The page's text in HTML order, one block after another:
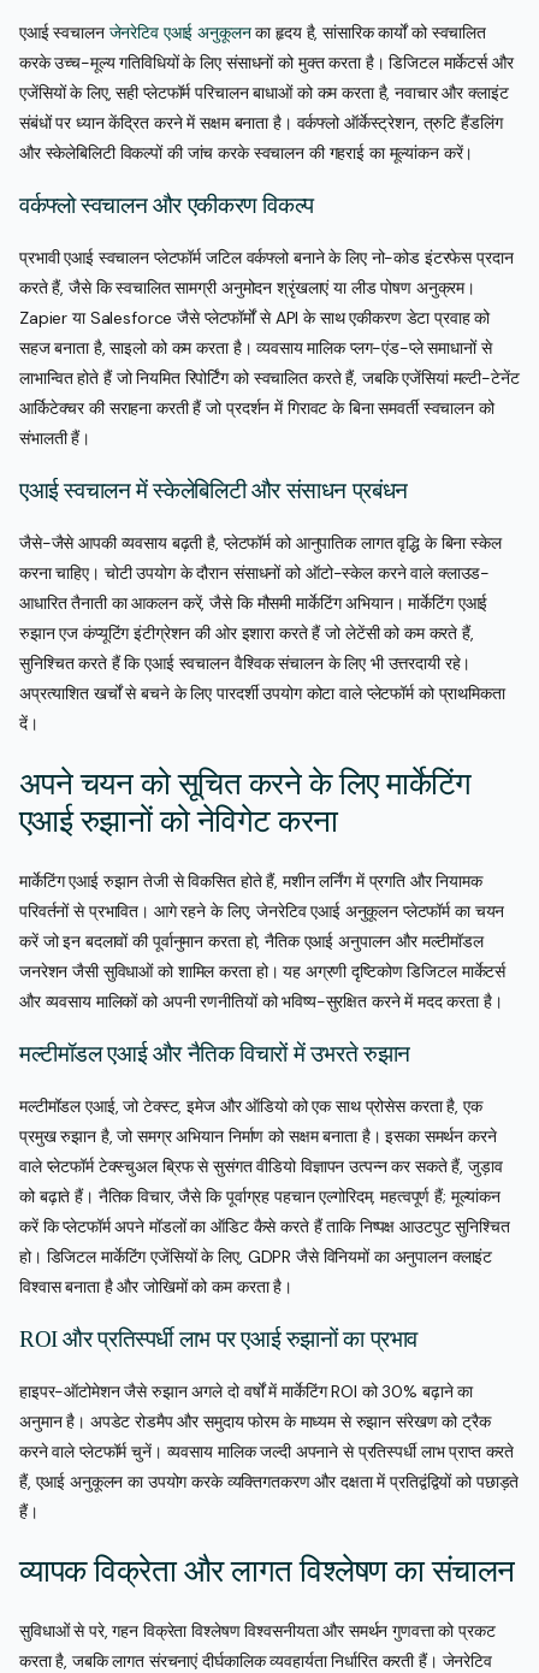
एआई स्वचालन जेनरेटिव एआई अनुकूलनका हृदय है, सांसारिक कार्यों को स्वचालित
करके उच्च-मूल्य गतिविधियों के लिए संसाधनों को मुक्त करता है। डिजिटल मार्केटर्स और
एजेंसियों के लिए, सही प्लेटफॉर्म परिचालन बाधाओं को कम करता है, नवाचार और क्लाइंट
संबंधों पर ध्यान केंद्रित करने में सक्षम बनाता है। वर्कफ्लो ऑर्केस्ट्रेशन, त्रुटि हैंडलिंग
और स्केलेबिलिटी विकल्पों की जांच करके स्वचालन की गहराई का मूल्यांकन करें।
वर्कफ्लो स्वचालन और एकीकरण विकल्प
प्रभावी एआई स्वचालन प्लेटफॉर्म जटिल वर्कफ्लो बनाने के लिए नो-कोड इंटरफेस प्रदान
करते हैं, जैसे कि स्वचालित सामग्री अनुमोदन श्रृंखलाएं या लीड पोषण अनुक्रम।
Zapier या Salesforce जैसे प्लेटफॉर्मों से API के साथ एकीकरण डेटा प्रवाह को
सहज बनाता है, साइलो को कम करता है। व्यवसाय मालिक प्लग-एंड-प्ले समाधानों से
लाभान्वित होते हैं जो नियमित रिपोर्टिंग को स्वचालित करते हैं, जबकि एजेंसियां मल्टी-टेनेंट
आर्किटेक्चर की सराहना करती हैं जो प्रदर्शन में गिरावट के बिना समवर्ती स्वचालन को
संभालती हैं।
एआई स्वचालन में स्केलेबिलिटी और संसाधन प्रबंधन
जैसे-जैसे आपकी व्यवसाय बढ़ती है, प्लेटफॉर्म को आनुपातिक लागत वृद्धि के बिना स्केल
करना चाहिए। चोटी उपयोग के दौरान संसाधनों को ऑटो-स्केल करने वाले क्लाउड-
आधारित तैनाती का आकलन करें, जैसे कि मौसमी मार्केटिंग अभियान। मार्केटिंग एआई
रुझान एज कंप्यूटिंग इंटीग्रेशन की ओर इशारा करते हैं जो लेटेंसी को कम करते हैं,
सुनिश्चित करते हैं कि एआई स्वचालन वैश्विक संचालन के लिए भी उत्तरदायी रहे।
अप्रत्याशित खर्चों से बचने के लिए पारदर्शी उपयोग कोटा वाले प्लेटफॉर्म को प्राथमिकता
दें।
अपने चयन को सूचित करने के लिए मार्केटिंग
एआई रुझानों को नेविगेट करना
मार्केटिंग एआई रुझान तेजी से विकसित होते हैं, मशीन लर्निंग में प्रगति और नियामक
परिवर्तनों से प्रभावित। आगे रहने के लिए, जेनरेटिव एआई अनुकूलन प्लेटफॉर्म का चयन
करें जो इन बदलावों की पूर्वानुमान करता हो, नैतिक एआई अनुपालन और मल्टीमॉडल
जनरेशन जैसी सुविधाओं को शामिल करता हो। यह अग्रणी दृष्टिकोण डिजिटल मार्केटर्स
और व्यवसाय मालिकों को अपनी रणनीतियों को भविष्य-सुरक्षित करने में मदद करता है।
मल्टीमॉडल एआई और नैतिक विचारों में उभरते रुझान
मल्टीमॉडल एआई, जो टेक्स्ट, इमेज और ऑडियो को एक साथ प्रोसेस करता है, एक
प्रमुख रुझान है, जो समग्र अभियान निर्माण को सक्षम बनाता है। इसका समर्थन करने
वाले प्लेटफॉर्म टेक्स्चुअल ब्रिफ से सुसंगत वीडियो विज्ञापन उत्पन्न कर सकते हैं, जुड़ाव
को बढ़ाते हैं। नैतिक विचार, जैसे कि पूर्वाग्रह पहचान एल्गोरिदम, महत्वपूर्ण हैं; मूल्यांकन
करें कि प्लेटफॉर्म अपने मॉडलों का ऑडिट कैसे करते हैं ताकि निष्पक्ष आउटपुट सुनिश्चित
हो। डिजिटल मार्केटिंग एजेंसियों के लिए, GDPR जैसे विनियमों का अनुपालन क्लाइंट
विश्वास बनाता है और जोखिमों को कम करता है।
ROI और प्रतिस्पर्धी लाभ पर एआई रुझानों का प्रभाव
हाइपर-ऑटोमेशन जैसे रुझान अगले दो वर्षों में मार्केटिंग ROI को 30% बढ़ाने का
अनुमान है। अपडेट रोडमैप और समुदाय फोरम के माध्यम से रुझान संरेखण को ट्रैक
करने वाले प्लेटफॉर्म चुनें। व्यवसाय मालिक जल्दी अपनाने से प्रतिस्पर्धी लाभ प्राप्त करते
हैं, एआई अनुकूलन का उपयोग करके व्यक्तिगतकरण और दक्षता में प्रतिद्वंद्वियों को पछाड़ते
हैं।
व्यापक विक्रेता और लागत विश्लेषण का संचालन
सुविधाओं से परे, गहन विक्रेता विश्लेषण विश्वसनीयता और समर्थन गुणवत्ता को प्रकट
करता है, जबकि लागत संरचनाएं दीर्घकालिक व्यवहार्यता निर्धारित करती हैं। जेनरेटिव